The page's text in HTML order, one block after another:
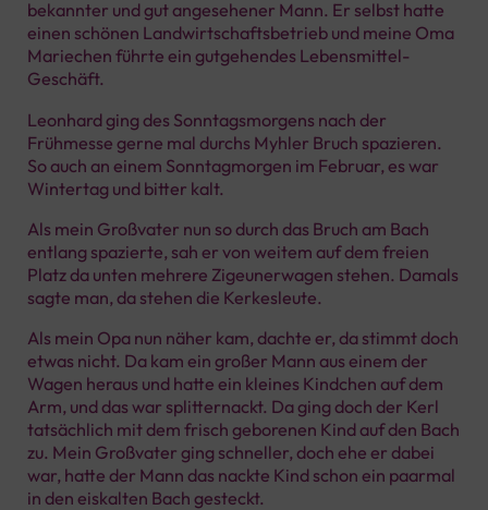
bekannter und gut angesehener Mann. Er selbst hatte
einen schönen Landwirtschaftsbetrieb und meine Oma
Mariechen führte ein gutgehendes Lebensmittel-
Geschäft.
Leonhard ging des Sonntagsmorgens nach der
Frühmesse gerne mal durchs Myhler Bruch spazieren.
So auch an einem Sonntagmorgen im Februar, es war
Wintertag und bitter kalt.
Als mein Großvater nun so durch das Bruch am Bach
entlang spazierte, sah er von weitem auf dem freien
Platz da unten mehrere Zigeunerwagen stehen. Damals
sagte man, da stehen die Kerkesleute.
Als mein Opa nun näher kam, dachte er, da stimmt doch
etwas nicht. Da kam ein großer Mann aus einem der
Wagen heraus und hatte ein kleines Kindchen auf dem
Arm, und das war splitternackt. Da ging doch der Kerl
tatsächlich mit dem frisch geborenen Kind auf den Bach
zu. Mein Großvater ging schneller, doch ehe er dabei
war, hatte der Mann das nackte Kind schon ein paarmal
in den eiskalten Bach gesteckt.